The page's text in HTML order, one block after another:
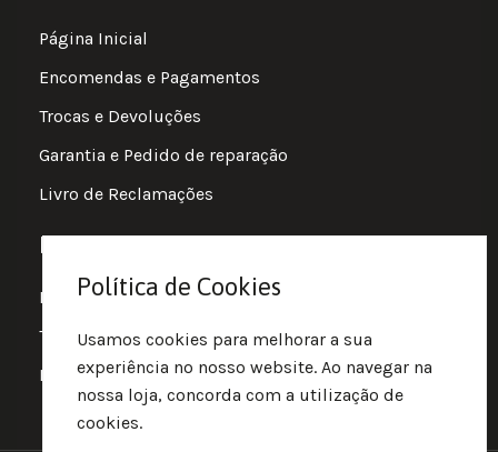
Página Inicial
Encomendas e Pagamentos
Trocas e Devoluções
Garantia e Pedido de reparação
Livro de Reclamações
Informações
Política de Privacidade
Termos e Condições
Política de Cookies
Política de Cookies
Usamos cookies para melhorar a sua
experiência no nosso website. Ao navegar na
nossa loja, concorda com a utilização de
cookies.